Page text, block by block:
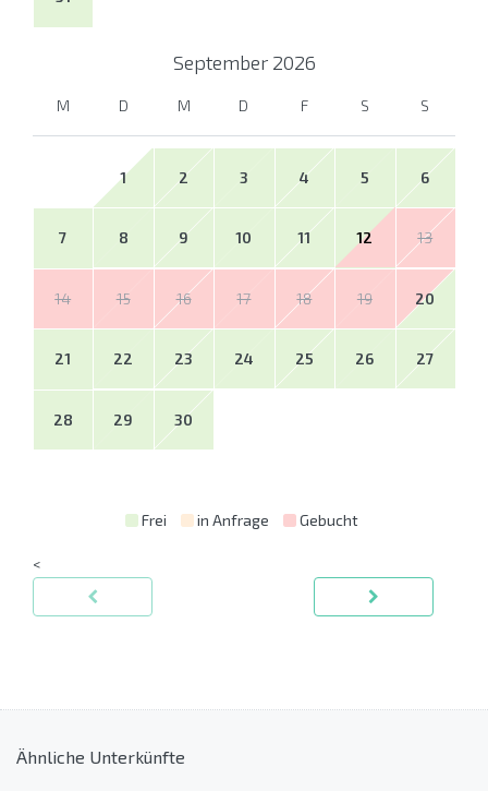
September 2026
M D M D F S S
1 2 3 4 5 6
7 8 9 10 11 12 13
14 15 16 17 18 19 20
21 22 23 24 25 26 27
28 29 30
Frei in Anfrage Gebucht
<
Ähnliche Unterkünfte